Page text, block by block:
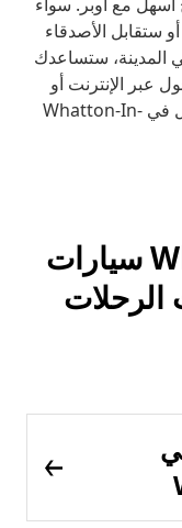
ستقابل الأصدقاء
ستساعدك
عبر الإنترنت أو
افتح تطبيق أوبر وأدخِل وجهتك لبدء التنقل في Whatton-In-
Whatton-In-The-Vale سيارات
الرحلات